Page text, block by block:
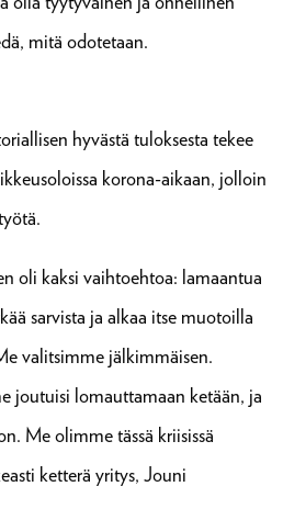
mitä odotetaan.
hyvästä tuloksesta tekee
korona-aikaan, jolloin
oli kaksi vaihtoehtoa: lamaantua
sarvista ja alkaa itse muotoilla
valitsimme jälkimmäisen.
joutuisi lomauttamaan ketään, ja
Me olimme tässä kriisissä
ketterä yritys, Jouni